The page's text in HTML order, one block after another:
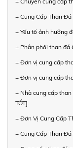
+ Cung Cấp Than
+ Yếu tố ảnh hưởng
+ Phân phối than đá
+ Đơn vị cung cấp
+ Đơn vị cung cấp
+ Nhà cung cấp
TỐT]
+ Đơn Vị Cung Cấp
+ Cung Cấp Than